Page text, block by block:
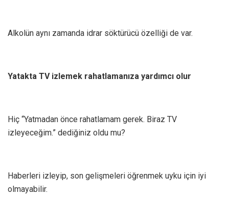
Alkolün aynı zamanda idrar söktürücü özelliği de var.
Yatakta TV izlemek rahatlamanıza yardımcı olur
Hiç “Yatmadan önce rahatlamam gerek. Biraz TV
izleyeceğim.” dediğiniz oldu mu?
Haberleri izleyip, son gelişmeleri öğrenmek uyku için iyi
olmayabilir.